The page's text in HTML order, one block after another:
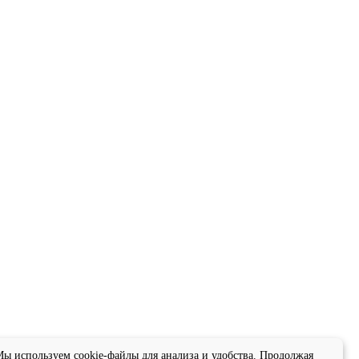
используем cookie-файлы для анализа и удобства. Продолжая